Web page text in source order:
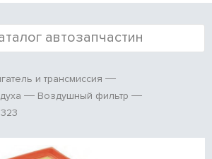
автозапчастин
и трансмиссия
Воздушный фильтр